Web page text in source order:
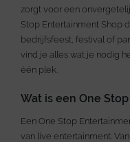
zorgt voor een
Stop Entertainment Shop
bedrijfsfeest, festival of
vind je alles wat je nodig
één plek.
Wat is een One
Een One Stop
van live entertainment.